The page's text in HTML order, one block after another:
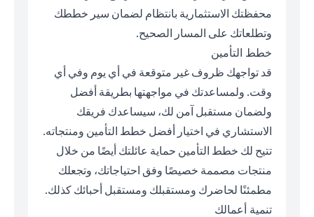
محفظتك الاستثمارية بانتظام لضمان سير خططك
وتطلعاتك على المسار الصحيح.
خطط التأمين
قد تواجهك ظروف غير متوقعة في أي يوم وفي أي
وقت. ولمساعدتك في مواجهتها بطريقة أفضل
ولضمان مستقبل آمن لك، سيساعدك فريقك
الاستشاري في اختيار أفضل خطط التأمين ومنتجاته.
تتيح لك خطط التأمين حماية عائلتك أيضًا من خلال
منتجات مصممة خصيصًا وفق احتياجاتك، وتجعلك
مطمئنًا لحاضرك ومستقبلك ومستقبل أحبائك كذلك.
تنمية أعمالك